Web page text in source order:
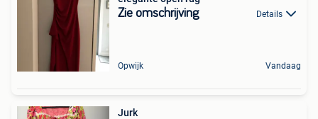
Zie omschrijving Details
Opwijk Vandaag
Jurk